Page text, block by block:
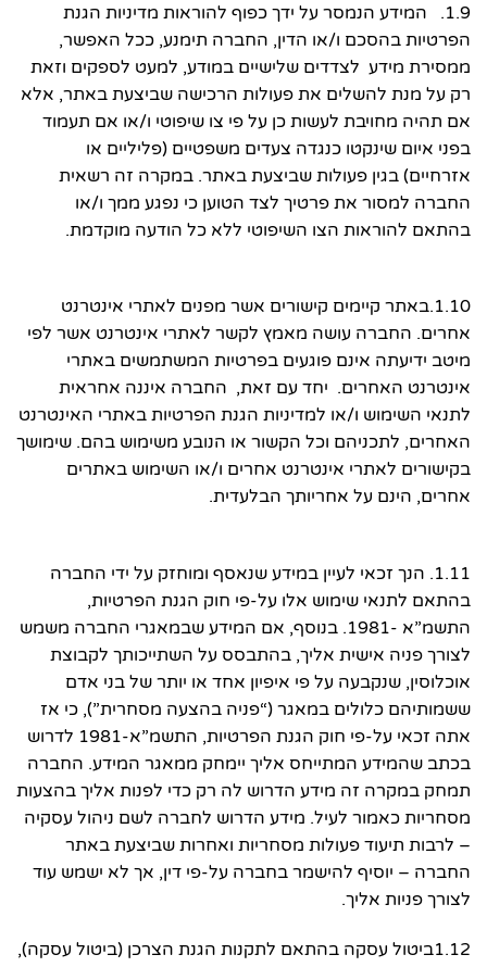
1.9. המידע הנמסר על ידך כפוף להוראות מדיניות הגנת
הפרטיות בהסכם ו/או הדין, החברה תימנע, ככל האפשר,
ממסירת מידע לצדדים שלישיים במודע, למעט לספקים וזאת
רק על מנת להשלים את פעולות הרכישה שביצעת באתר, אלא
אם תהיה מחויבת לעשות כן על פי צו שיפוטי ו/או אם תעמוד
בפני איום שינקטו כנגדה צעדים משפטיים (פליליים או
אזרחיים) בגין פעולות שביצעת באתר. במקרה זה רשאית
החברה למסור את פרטיך לצד הטוען כי נפגע ממך ו/או
בהתאם להוראות הצו השיפוטי ללא כל הודעה מוקדמת.
1.10.באתר קיימים קישורים אשר מפנים לאתרי אינטרנט
אחרים. החברה עושה מאמץ לקשר לאתרי אינטרנט אשר לפי
מיטב ידיעתה אינם פוגעים בפרטיות המשתמשים באתרי
אינטרנט האחרים. יחד עם זאת, החברה איננה אחראית
לתנאי השימוש ו/או למדיניות הגנת הפרטיות באתרי האינטרנט
האחרים, לתכניהם וכל הקשור או הנובע משימוש בהם. שימושך
בקישורים לאתרי אינטרנט אחרים ו/או השימוש באתרים
אחרים, הינם על אחריותך הבלעדית.
1.11. הנך זכאי לעיין במידע שנאסף ומוחזק על ידי החברה
בהתאם לתנאי שימוש אלו על-פי חוק הגנת הפרטיות,
התשמ”א -1981. בנוסף, אם המידע שבמאגרי החברה משמש
לצורך פניה אישית אליך, בהתבסס על השתייכותך לקבוצת
אוכלוסין, שנקבעה על פי איפיון אחד או יותר של בני אדם
ששמותיהם כלולים במאגר (“פניה בהצעה מסחרית”), כי אז
אתה זכאי על-פי חוק הגנת הפרטיות, התשמ”א-1981 לדרוש
בכתב שהמידע המתייחס אליך יימחק ממאגר המידע. החברה
תמחק במקרה זה מידע הדרוש לה רק כדי לפנות אליך בהצעות
מסחריות כאמור לעיל. מידע הדרוש לחברה לשם ניהול עסקיה
– לרבות תיעוד פעולות מסחריות ואחרות שביצעת באתר
החברה – יוסיף להישמר בחברה על-פי דין, אך לא ישמש עוד
לצורך פניות אליך.
1.12ביטול עסקה בהתאם לתקנות הגנת הצרכן (ביטול עסקה),